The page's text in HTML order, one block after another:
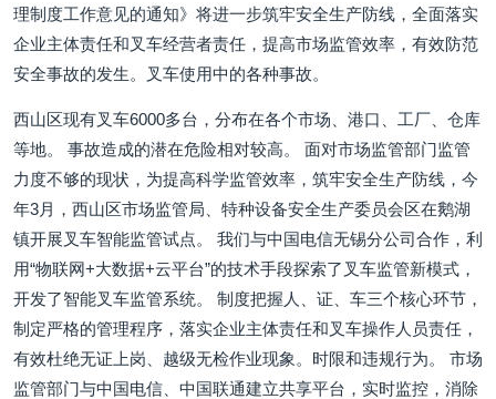
理制度工作意见的通知》将进一步筑牢安全生产防线，全面落实
企业主体责任和叉车经营者责任，提高市场监管效率，有效防范
安全事故的发生。叉车使用中的各种事故。
西山区现有叉车6000多台，分布在各个市场、港口、工厂、仓库
等地。 事故造成的潜在危险相对较高。 面对市场监管部门监管
力度不够的现状，为提高科学监管效率，筑牢安全生产防线，今
年3月，西山区市场监管局、特种设备安全生产委员会区在鹅湖
镇开展叉车智能监管试点。 我们与中国电信无锡分公司合作，利
用“物联网+大数据+云平台”的技术手段探索了叉车监管新模式，
开发了智能叉车监管系统。 制度把握人、证、车三个核心环节，
制定严格的管理程序，落实企业主体责任和叉车操作人员责任，
有效杜绝无证上岗、越级无检作业现象。时限和违规行为。 市场
监管部门与中国电信、中国联通建立共享平台，实时监控，消除